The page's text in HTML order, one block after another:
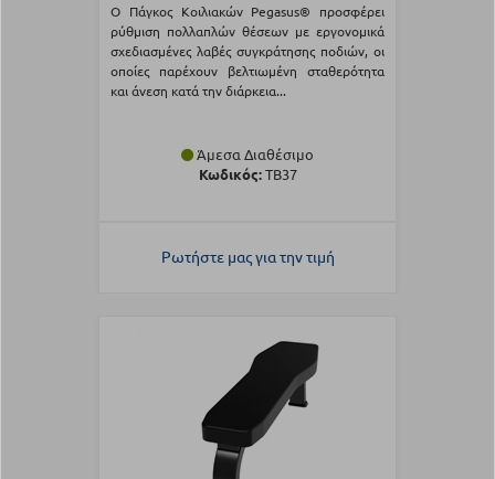
Ο Πάγκος Κοιλιακών Pegasus® προσφέρει
ρύθμιση πολλαπλών θέσεων με εργονομικά
σχεδιασμένες λαβές συγκράτησης ποδιών, οι
οποίες παρέχουν βελτιωμένη σταθερότητα
και άνεση κατά την διάρκεια...
Άμεσα Διαθέσιμο
Κωδικός:TB37
Ρωτήστε μας για την τιμή